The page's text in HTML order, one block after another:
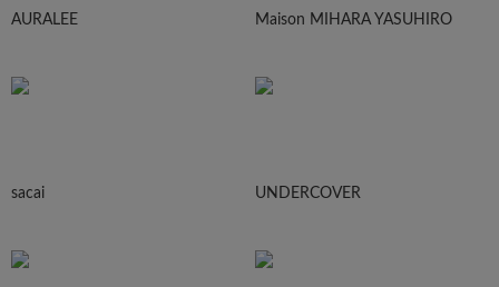
AURALEE Maison MIHARA YASUHIRO
sacai UNDERCOVER